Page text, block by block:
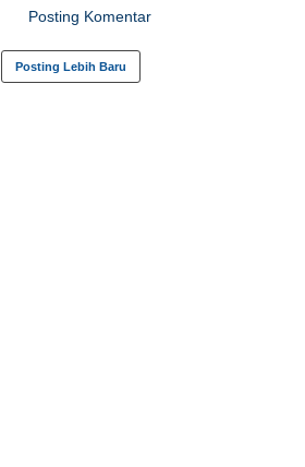
Posting Komentar
Posting Lebih Baru